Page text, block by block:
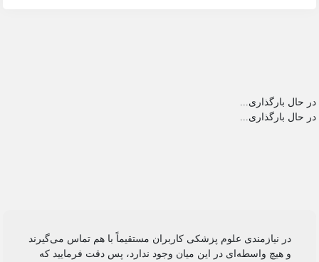
در حال بارگذاری...
در حال بارگذاری...
در نیازمندی علوم پزشکی کاربران مستقیماً با هم تماس می‌گیرند
و هیچ واسطه‌ای در این میان وجود ندارد، پس دقت فرمایید که